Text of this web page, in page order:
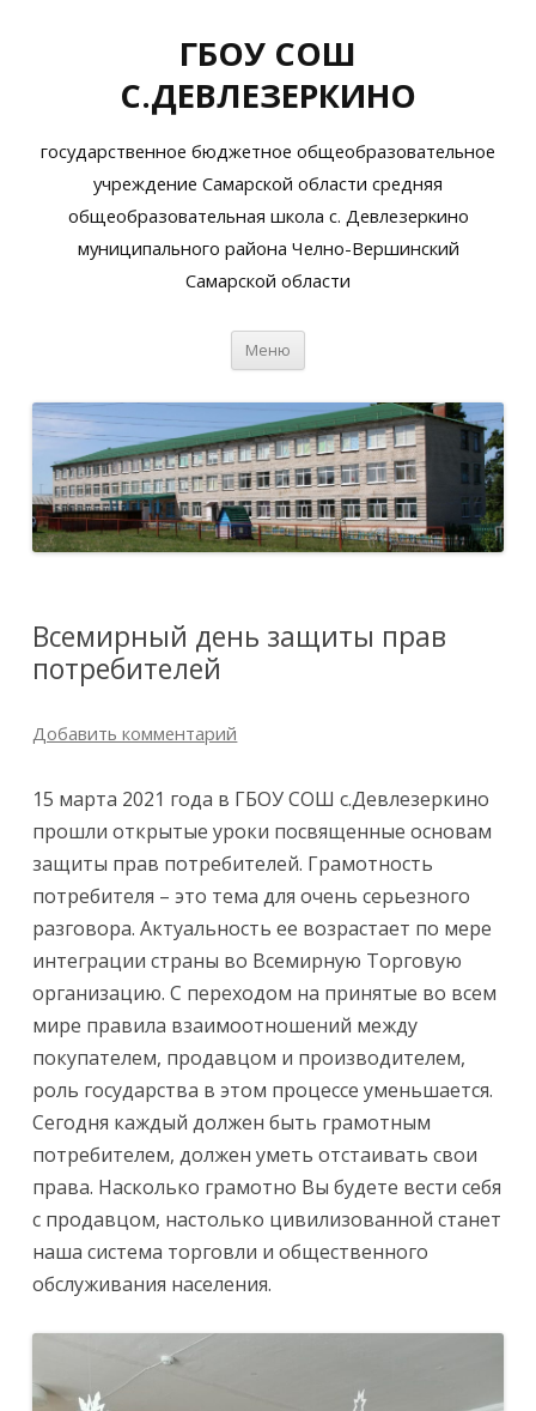
ГБОУ СОШ
С.ДЕВЛЕЗЕРКИНО
государственное бюджетное общеобразовательное
учреждение Самарской области средняя
общеобразовательная школа с. Девлезеркино
муниципального района Челно-Вершинский
Самарской области
Меню
Всемирный день защиты прав
потребителей
Добавить комментарий
15 марта 2021 года в ГБОУ СОШ с.Девлезеркино
прошли открытые уроки посвященные основам
защиты прав потребителей. Грамотность
потребителя – это тема для очень серьезного
разговора. Актуальность ее возрастает по мере
интеграции страны во Всемирную Торговую
организацию. С переходом на принятые во всем
мире правила взаимоотношений между
покупателем, продавцом и производителем,
роль государства в этом процессе уменьшается.
Сегодня каждый должен быть грамотным
потребителем, должен уметь отстаивать свои
права. Насколько грамотно Вы будете вести себя
с продавцом, настолько цивилизованной станет
наша система торговли и общественного
обслуживания населения.